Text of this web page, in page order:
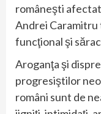
româneşti
Andrei
funcţional şi
Aroganţa şi
progresiştilor
români sunt de